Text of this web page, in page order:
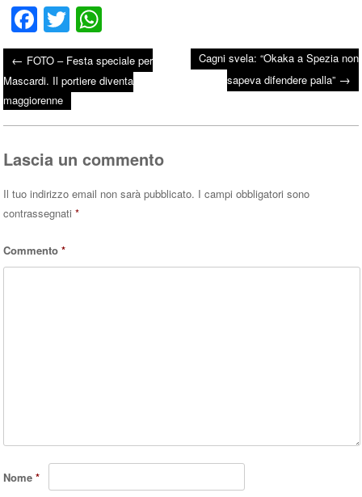
Fa
ce
bo
ok
T
wi
tte
r
ha
ts
A
pp
Post navigation
← FOTO – Festa speciale per
Mascardi. Il portiere diventa
maggiorenne
Cagni svela: “Okaka a Spezia non
sapeva difendere palla” →
Lascia un commento
Il tuo indirizzo email non sarà pubblicato. I campi obbligatori sono
contrassegnati*
Commento*
Nome*